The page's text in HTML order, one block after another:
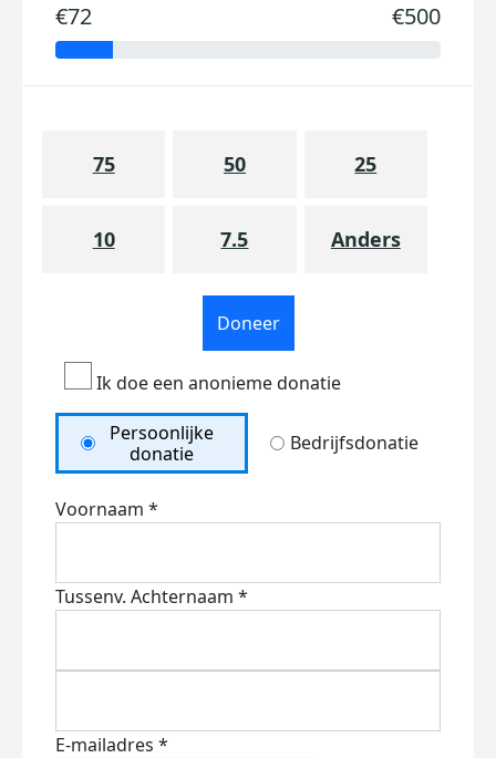
€72 €500
75 50 25
10 7.5 Anders
Doneer
Ik doe een anonieme donatie
Persoonlijke
donatie
Bedrijfsdonatie
Voornaam *
Tussenv. Achternaam *
E-mailadres *